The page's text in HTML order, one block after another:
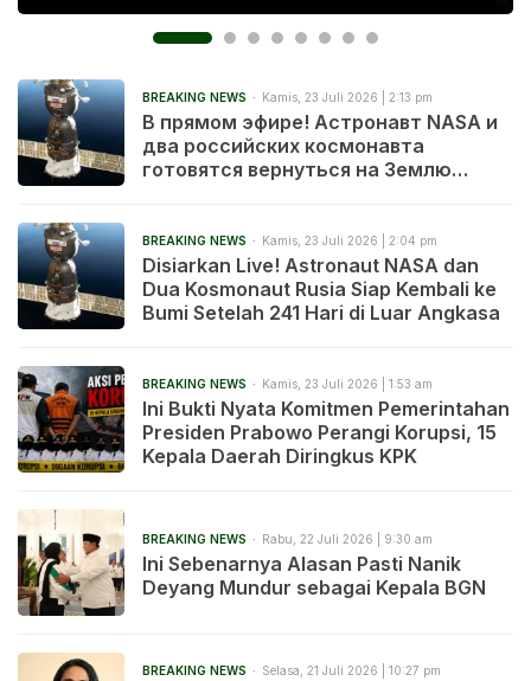
BREAKING NEWS Kamis, 23 Juli 2026 | 2:13 pm
В прямом эфире! Астронавт NASA и
два российских космонавта
готовятся вернуться на Землю
BREAKING NEWS Kamis, 23 Juli 2026 | 2:04 pm
Disiarkan Live! Astronaut NASA dan
Dua Kosmonaut Rusia Siap Kembali ke
Bumi Setelah 241 Hari di Luar Angkasa
BREAKING NEWS Kamis, 23 Juli 2026 | 1:53 am
Ini Bukti Nyata Komitmen Pemerintahan
Presiden Prabowo Perangi Korupsi, 15
Kepala Daerah Diringkus KPK
BREAKING NEWS Rabu, 22 Juli 2026 | 9:30 am
Ini Sebenarnya Alasan Pasti Nanik
Deyang Mundur sebagai Kepala BGN
BREAKING NEWS Selasa, 21 Juli 2026 | 10:27 pm